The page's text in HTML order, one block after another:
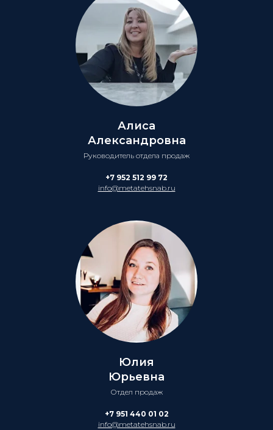
Алиса
Александровна
Руководитель отдела продаж
+7 952 512 99 72
info@metatehsnab.ru
Юлия
Юрьевна
Отдел продаж
+7 951 440 01 02
info@metatehsnab.ru